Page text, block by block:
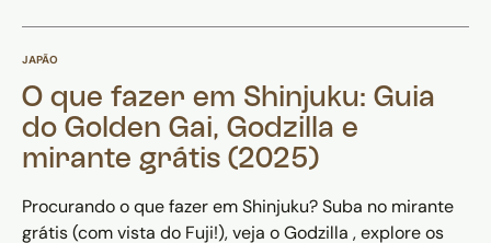
JAPÃO
O que fazer em Shinjuku: Guia
do Golden Gai, Godzilla e
mirante grátis (2025)
Procurando o que fazer em Shinjuku? Suba no mirante
grátis (com vista do Fuji!), veja o Godzilla , explore os